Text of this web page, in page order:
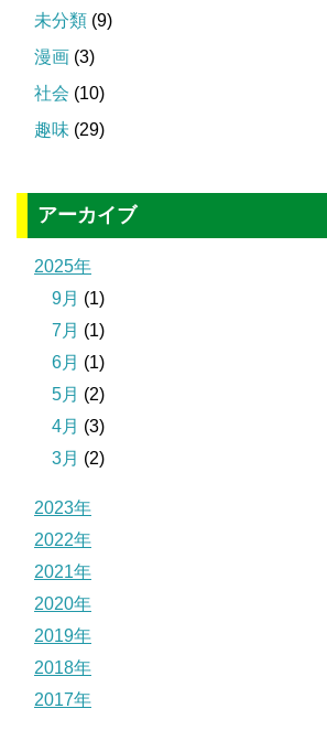
未分類 (9)
漫画 (3)
社会 (10)
趣味 (29)
アーカイブ
2025年
9月 (1)
7月 (1)
6月 (1)
5月 (2)
4月 (3)
3月 (2)
2023年
2022年
2021年
2020年
2019年
2018年
2017年